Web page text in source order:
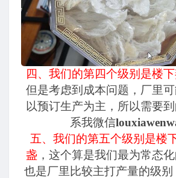
四、我们的第四个级别是楼
但是考虑到成本问题，厂里
以预订生产为主，所以需要
系我微信
五、我们的第五个级别是楼
盏，这个算是我们最为常态化
也是厂里比较主打产量的级